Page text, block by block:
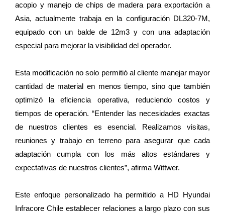
acopio y manejo de chips de madera para exportación a
Asia, actualmente trabaja en la configuración DL320-7M,
equipado con un balde de 12m3 y con una adaptación
especial para mejorar la visibilidad del operador.
Esta modificación no solo permitió al cliente manejar mayor
cantidad de material en menos tiempo, sino que también
optimizó la eficiencia operativa, reduciendo costos y
tiempos de operación. “Entender las necesidades exactas
de nuestros clientes es esencial. Realizamos visitas,
reuniones y trabajo en terreno para asegurar que cada
adaptación cumpla con los más altos estándares y
expectativas de nuestros clientes”, afirma Wittwer.
Este enfoque personalizado ha permitido a HD Hyundai
Infracore Chile establecer relaciones a largo plazo con sus